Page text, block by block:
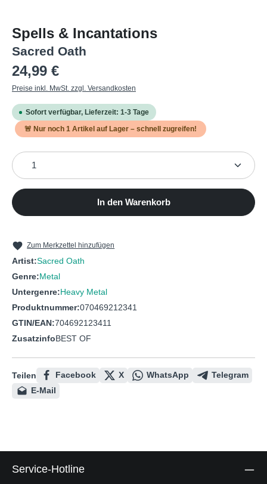
Spells & Incantations
Sacred Oath
Regulärer Preis:
24,99 €
Preise inkl. MwSt. zzgl. Versandkosten
Sofort verfügbar, Lieferzeit: 1-3 Tage
🚨 Nur noch 1 Artikel auf Lager – schnell zugreifen!
Produkt Anzahl: Gib den gewünschten Wert ein
In den Warenkorb
Zum Merkzettel hinzufügen
Artist:Sacred Oath
Genre:Metal
Untergenre:Heavy Metal
Produktnummer:070469212341
GTIN/EAN:704692123411
ZusatzinfoBEST OF
Teilen Facebook X WhatsApp
Telegram
E-Mail
Service-Hotline